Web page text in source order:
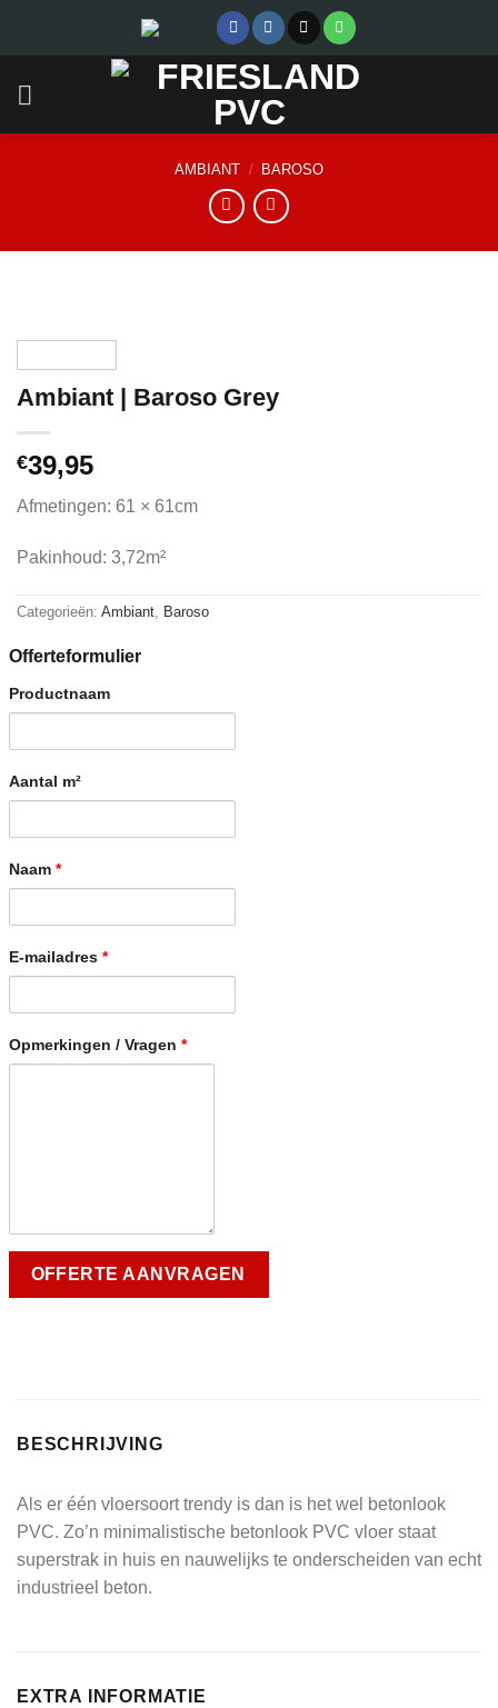
AMBIANT / BAROSO
Ambiant | Baroso Grey
€39,95
Afmetingen: 61 × 61cm
Pakinhoud: 3,72m²
Categorieën: Ambiant Baroso
Offerteformulier
Productnaam
Aantal m²
Naam *
E-mailadres *
Opmerkingen / Vragen *
BESCHRIJVING
Als er één vloersoort trendy is dan is het wel betonlook
PVC. Zo’n minimalistische betonlook PVC vloer staat
superstrak in huis en nauwelijks te onderscheiden van echt
industrieel beton.
EXTRA INFORMATIE